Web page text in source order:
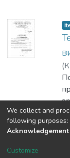
(
DSpace
We collect and
following purposes:
Customize